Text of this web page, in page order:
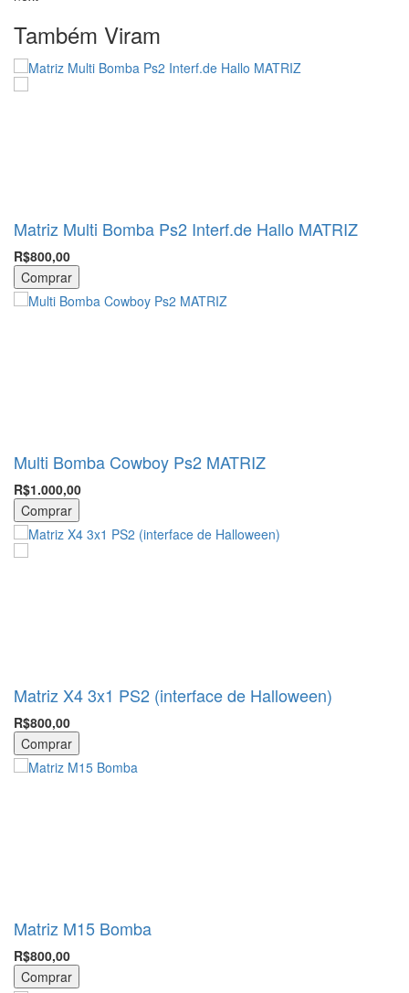
Também Viram
Matriz Multi Bomba Ps2 Interf.de Hallo MATRIZ
R$800,00
Comprar
Multi Bomba Cowboy Ps2 MATRIZ
R$1.000,00
Comprar
Matriz X4 3x1 PS2 (interface de Halloween)
R$800,00
Comprar
Matriz M15 Bomba
R$800,00
Comprar